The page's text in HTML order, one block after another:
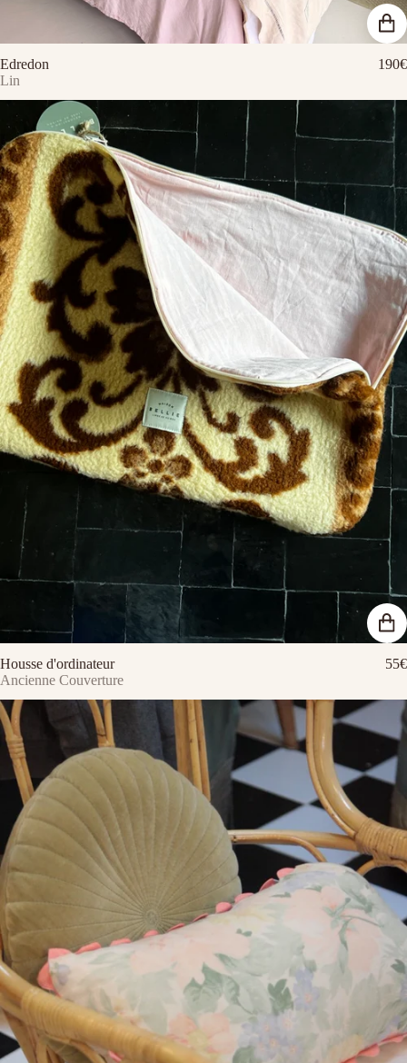
Edredon
190€
Lin
Housse d'ordinateur
55€
Ancienne Couverture